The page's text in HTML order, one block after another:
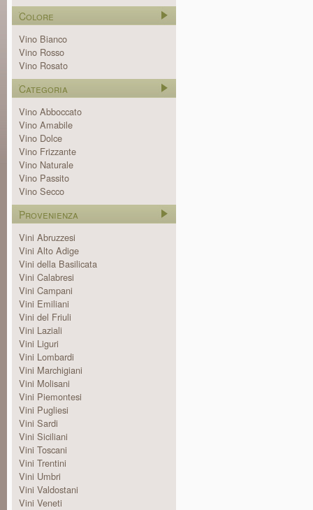
Colore
Vino Bianco
Vino Rosso
Vino Rosato
Categoria
Vino Abboccato
Vino Amabile
Vino Dolce
Vino Frizzante
Vino Naturale
Vino Passito
Vino Secco
Provenienza
Vini Abruzzesi
Vini Alto Adige
Vini della Basilicata
Vini Calabresi
Vini Campani
Vini Emiliani
Vini del Friuli
Vini Laziali
Vini Liguri
Vini Lombardi
Vini Marchigiani
Vini Molisani
Vini Piemontesi
Vini Pugliesi
Vini Sardi
Vini Siciliani
Vini Toscani
Vini Trentini
Vini Umbri
Vini Valdostani
Vini Veneti